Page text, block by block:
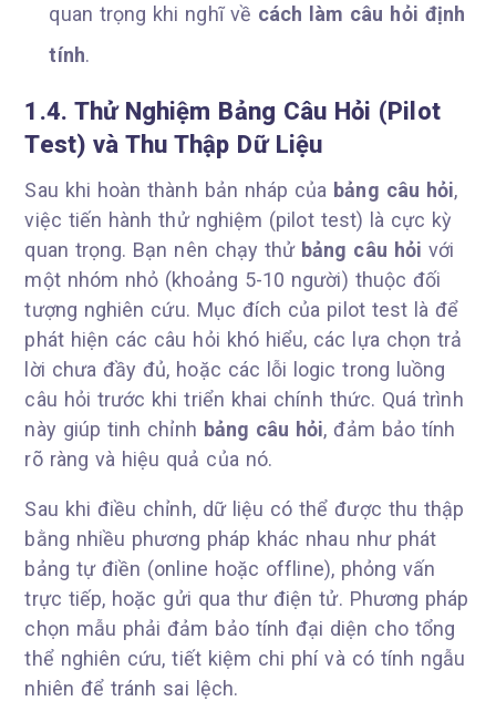
quan trọng khi nghĩ về cách làm câu hỏi định
tính.
1.4. Thử Nghiệm Bảng Câu Hỏi (Pilot
Test) và Thu Thập Dữ Liệu
Sau khi hoàn thành bản nháp của bảng câu hỏi,
việc tiến hành thử nghiệm (pilot test) là cực kỳ
quan trọng. Bạn nên chạy thử bảng câu hỏi với
một nhóm nhỏ (khoảng 5-10 người) thuộc đối
tượng nghiên cứu. Mục đích của pilot test là để
phát hiện các câu hỏi khó hiểu, các lựa chọn trả
lời chưa đầy đủ, hoặc các lỗi logic trong luồng
câu hỏi trước khi triển khai chính thức. Quá trình
này giúp tinh chỉnh bảng câu hỏi, đảm bảo tính
rõ ràng và hiệu quả của nó.
Sau khi điều chỉnh, dữ liệu có thể được thu thập
bằng nhiều phương pháp khác nhau như phát
bảng tự điền (online hoặc offline), phỏng vấn
trực tiếp, hoặc gửi qua thư điện tử. Phương pháp
chọn mẫu phải đảm bảo tính đại diện cho tổng
thể nghiên cứu, tiết kiệm chi phí và có tính ngẫu
nhiên để tránh sai lệch.